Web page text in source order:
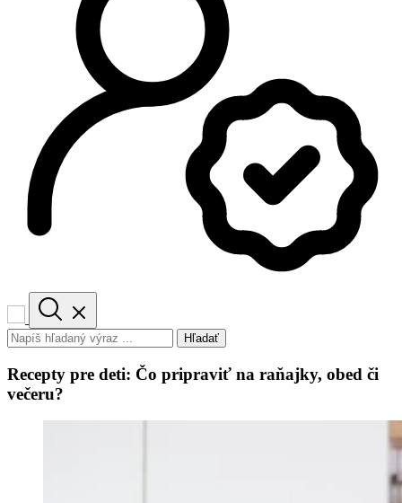
Hľadať
Recepty pre deti: Čo pripraviť na raňajky, obed či
večeru?